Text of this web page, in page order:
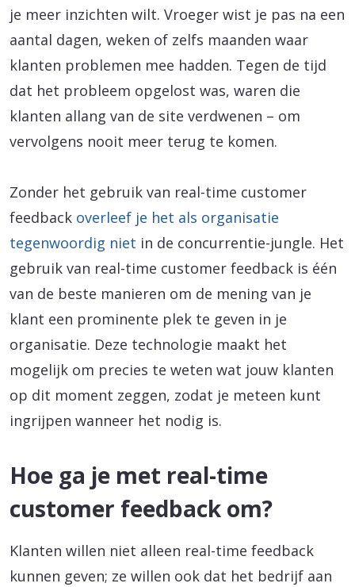
je meer inzichten wilt. Vroeger wist je pas na een
aantal dagen, weken of zelfs maanden waar
klanten problemen mee hadden. Tegen de tijd
dat het probleem opgelost was, waren die
klanten allang van de site verdwenen – om
vervolgens nooit meer terug te komen.
Zonder het gebruik van real-time customer
feedback overleef je het als organisatie
tegenwoordig niet in de concurrentie-jungle. Het
gebruik van real-time customer feedback is één
van de beste manieren om de mening van je
klant een prominente plek te geven in je
organisatie. Deze technologie maakt het
mogelijk om precies te weten wat jouw klanten
op dit moment zeggen, zodat je meteen kunt
ingrijpen wanneer het nodig is.
Hoe ga je met real-time
customer feedback om?
Klanten willen niet alleen real-time feedback
kunnen geven; ze willen ook dat het bedrijf aan